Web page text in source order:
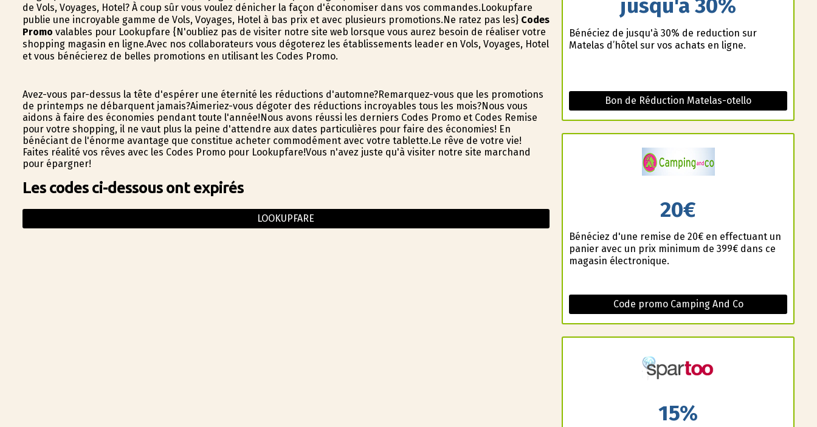
de Vols, Voyages, Hotel? À coup sûr vous voulez dénicher la façon d'économiser dans vos commandes.Lookupfare
publie une incroyable gamme de Vols, Voyages, Hotel à bas prix et avec plusieurs promotions.Ne ratez pas les} Codes
Promo valables pour Lookupfare {N'oubliez pas de visiter notre site web lorsque vous aurez besoin de réaliser votre
shopping magasin en ligne.Avec nos collaborateurs vous dégoterez les établissements leader en Vols, Voyages, Hotel
et vous bénéficierez de belles promotions en utilisant les Codes Promo.
Avez-vous par-dessus la tête d'espérer une éternité les réductions d'automne?Remarquez-vous que les promotions
de printemps ne débarquent jamais?Aimeriez-vous dégoter des réductions incroyables tous les mois?Nous vous
aidons à faire des économies pendant toute l'année!Nous avons réussi les derniers Codes Promo et Codes Remise
pour votre shopping, il ne vaut plus la peine d'attendre aux dates particulières pour faire des économies! En
bénéficiant de l'énorme avantage que constitue acheter commodément avec votre tablette.Le rêve de votre vie!
Faites réalité vos rêves avec les Codes Promo pour Lookupfare!Vous n'avez juste qu'à visiter notre site marchand
pour épargner!
Les codes ci-dessous ont expirés
LOOKUPFARE
jusqu'à 30%
Bénéficiez de jusqu'à 30% de reduction sur
Matelas d’hôtel sur vos achats en ligne.
Bon de Réduction Matelas-otello
20€
Bénéficiez d'une remise de 20€ en effectuant un
panier avec un prix minimum de 399€ dans ce
magasin électronique.
Code promo Camping And Co
15%